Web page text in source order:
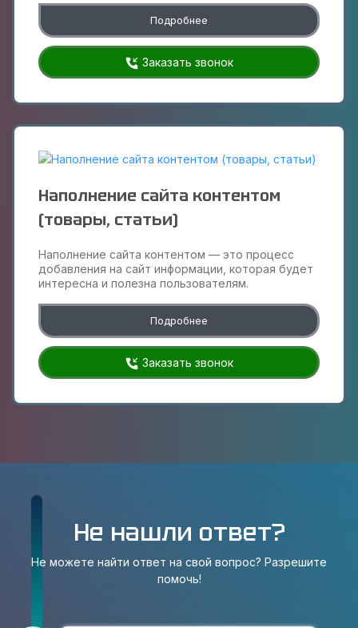
Подробнее
Заказать звонок
Наполнение сайта контентом
(товары, статьи)
Наполнение сайта контентом — это процесс
добавления на сайт информации, которая будет
интересна и полезна пользователям.
Подробнее
Заказать звонок
Не нашли ответ?
Не можете найти ответ на свой вопрос? Разрешите
помочь!